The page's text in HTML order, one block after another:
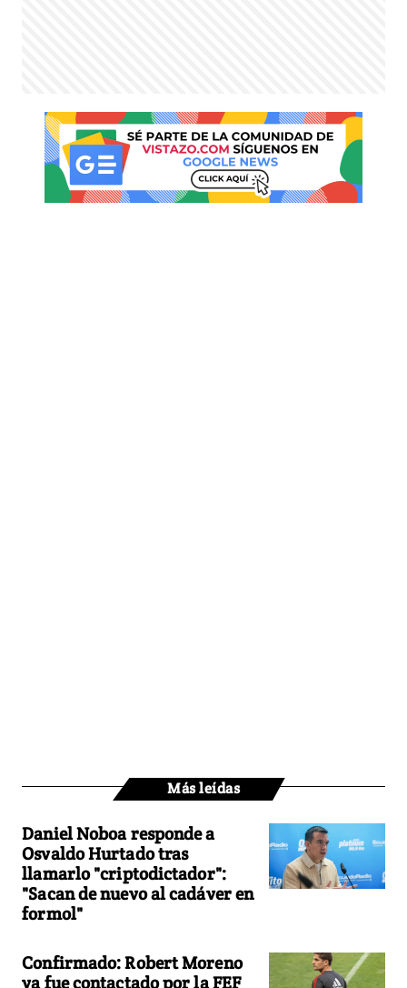
Más leídas
Daniel Noboa responde a
Osvaldo Hurtado tras
llamarlo "criptodictador":
"Sacan de nuevo al cadáver en
formol"
Confirmado: Robert Moreno
ya fue contactado por la FEF